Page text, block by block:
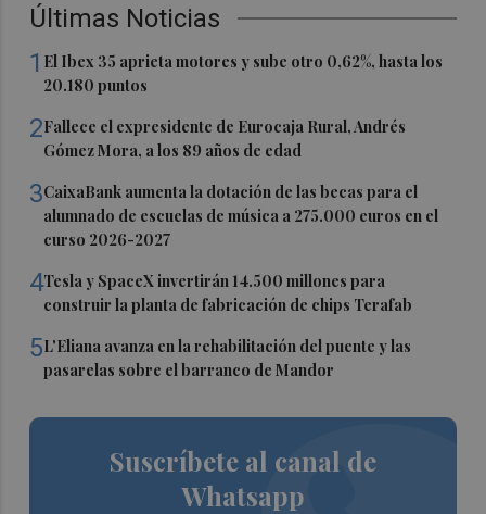
Últimas Noticias
1 El Ibex 35 aprieta motores y sube otro 0,62%, hasta los
20.180 puntos
2Fallece el expresidente de Eurocaja Rural, Andrés
Gómez Mora, a los 89 años de edad
3CaixaBank aumenta la dotación de las becas para el
alumnado de escuelas de música a 275.000 euros en el
curso 2026-2027
4Tesla y SpaceX invertirán 14.500 millones para
construir la planta de fabricación de chips Terafab
5L'Eliana avanza en la rehabilitación del puente y las
pasarelas sobre el barranco de Mandor
Suscríbete al canal de
Whatsapp